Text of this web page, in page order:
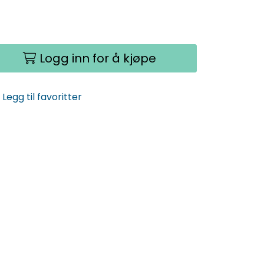
Logg inn for å kjøpe
Legg til favoritter